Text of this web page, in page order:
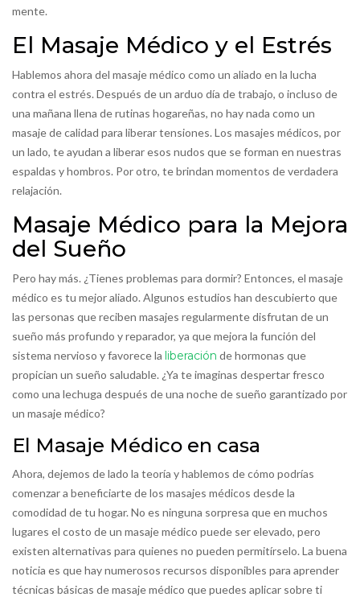
mente.
El Masaje Médico y el Estrés
Hablemos ahora del masaje médico como un aliado en la lucha
contra el estrés. Después de un arduo día de trabajo, o incluso de
una mañana llena de rutinas hogareñas, no hay nada como un
masaje de calidad para liberar tensiones. Los masajes médicos, por
un lado, te ayudan a liberar esos nudos que se forman en nuestras
espaldas y hombros. Por otro, te brindan momentos de verdadera
relajación.
Masaje Médico para la Mejora
del Sueño
Pero hay más. ¿Tienes problemas para dormir? Entonces, el masaje
médico es tu mejor aliado. Algunos estudios han descubierto que
las personas que reciben masajes regularmente disfrutan de un
sueño más profundo y reparador, ya que mejora la función del
sistema nervioso y favorece la liberación de hormonas que
propician un sueño saludable. ¿Ya te imaginas despertar fresco
como una lechuga después de una noche de sueño garantizado por
un masaje médico?
El Masaje Médico en casa
Ahora, dejemos de lado la teoría y hablemos de cómo podrías
comenzar a beneficiarte de los masajes médicos desde la
comodidad de tu hogar. No es ninguna sorpresa que en muchos
lugares el costo de un masaje médico puede ser elevado, pero
existen alternativas para quienes no pueden permitírselo. La buena
noticia es que hay numerosos recursos disponibles para aprender
técnicas básicas de masaje médico que puedes aplicar sobre ti